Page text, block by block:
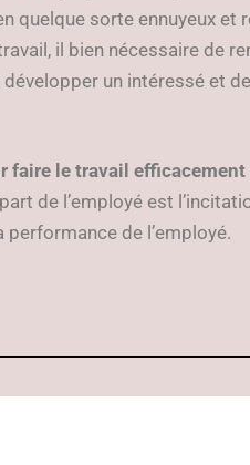
quelque sorte ennuyeux et
il bien nécessaire de
un intéressé et
faire le travail efficacement
de l’employé est
de l’employé.